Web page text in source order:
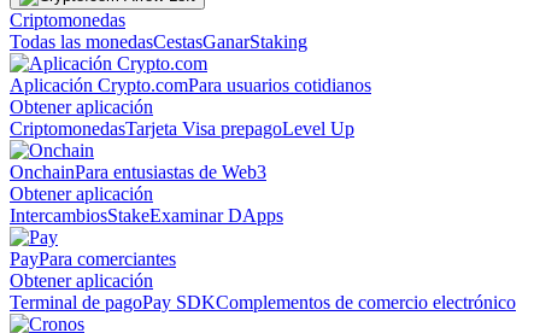
Criptomonedas
Todas las monedasCestasGanarStaking
Aplicación Crypto.comPara usuarios cotidianos
Obtener aplicación
CriptomonedasTarjeta Visa prepagoLevel Up
OnchainPara entusiastas de Web3
Obtener aplicación
IntercambiosStakeExaminar DApps
PayPara comerciantes
Obtener aplicación
Terminal de pagoPay SDKComplementos de comercio electrónico